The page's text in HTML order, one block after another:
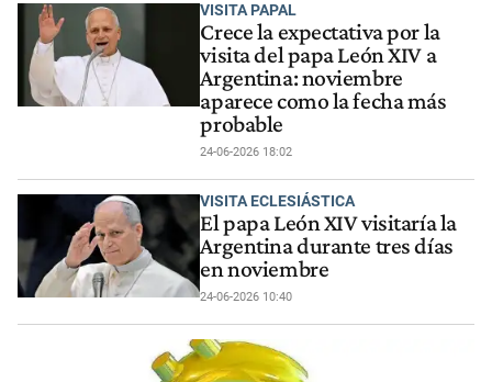
VISITA PAPAL
Crece la expectativa por la
visita del papa León XIV a
Argentina: noviembre
aparece como la fecha más
probable
24-06-2026 18:02
VISITA ECLESIÁSTICA
El papa León XIV visitaría la
Argentina durante tres días
en noviembre
24-06-2026 10:40